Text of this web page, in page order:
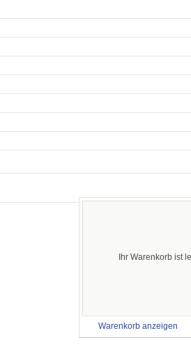
Ihr Warenkorb ist
Warenkorb anzeigen